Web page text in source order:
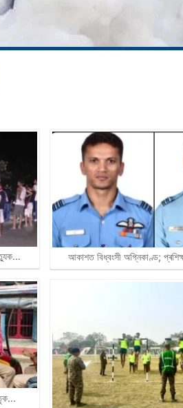
আকাশত বিধ্বংসী অগ্নিকাণ্ড;